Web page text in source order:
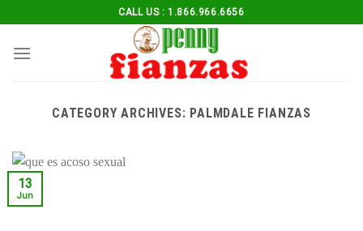
to
content
CALL US : 1.866.966.6656
CATEGORY ARCHIVES: PALMDALE FIANZAS
13
Jun